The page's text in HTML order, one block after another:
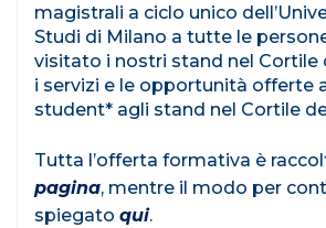
magistrali a ciclo unico
Studi di Milano a tutte le
visitato i nostri stand nel Cortile
i servizi e le opportunità offerte
student* agli stand nel Cortile
Tutta l’offerta formativa è
pagina, mentre il modo per
spiegato qui.